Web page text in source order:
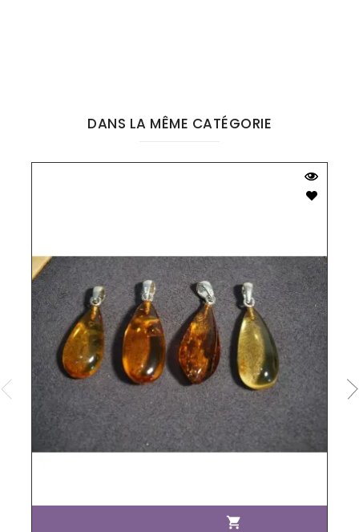
DANS LA MÊME CATÉGORIE
